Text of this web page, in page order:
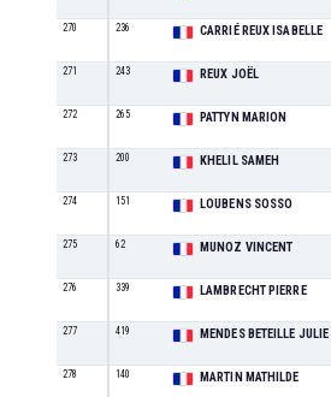
270 236 CARRIÉ REUX ISABELLE
271 243 REUX JOËL
272 265 PATTYN MARION
273 200 KHELIL SAMEH
274 151 LOUBENS SOSSO
275 62 MUNOZ VINCENT
276 339 LAMBRECHT PIERRE
277 419 MENDES BETEILLE JULIE
278 140 MARTIN MATHILDE